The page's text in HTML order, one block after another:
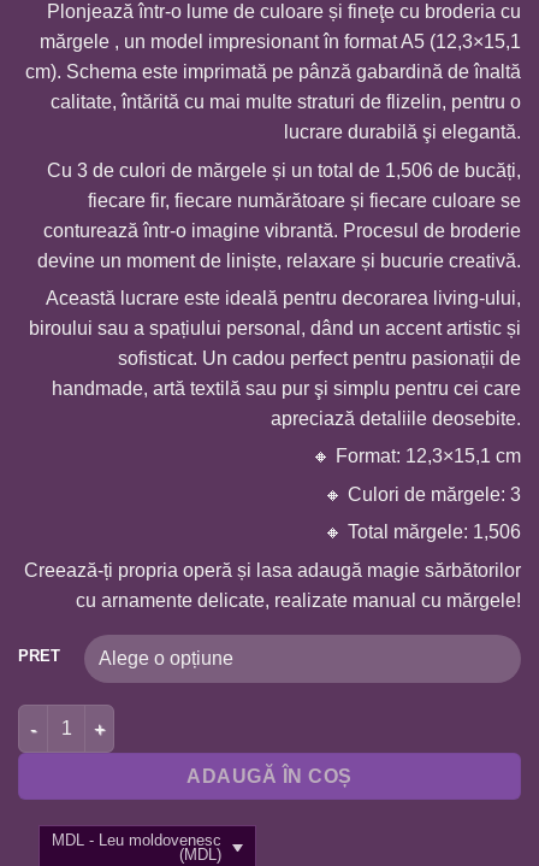
Plonjează într-o lume de culoare și fineţe cu broderia cu
mărgele , un model impresionant în format A5 (12,3×15,1
cm). Schema este imprimată pe pânză gabardină de înaltă
calitate, întărită cu mai multe straturi de flizelin, pentru o
lucrare durabilă şi elegantă.
Cu 3 de culori de mărgele și un total de 1,506 de bucăți,
fiecare fir, fiecare numărătoare și fiecare culoare se
conturează într-o imagine vibrantă. Procesul de broderie
devine un moment de liniște, relaxare și bucurie creativă.
Această lucrare este ideală pentru decorarea living-ului,
biroului sau a spațiului personal, dând un accent artistic și
sofisticat. Un cadou perfect pentru pasionații de
handmade, artă textilă sau pur şi simplu pentru cei care
apreciază detaliile deosebite.
🔸 Format: 12,3×15,1 cm
🔸 Culori de mărgele: 3
🔸 Total mărgele: 1,506
Creează-ți propria operă și lasa adaugă magie sărbătorilor
cu arnamente delicate, realizate manual cu mărgele!
PRET
Cantitate BRODERIE CU MARGELE A5-JUCĂRII BRAD BS5247
ADAUGĂ ÎN COȘ
MDL - Leu moldovenesc
(MDL)